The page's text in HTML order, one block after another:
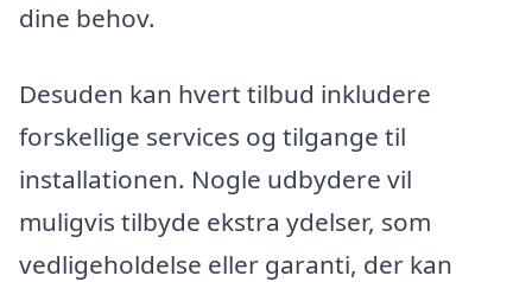
dine behov.
Desuden kan hvert tilbud inkludere
forskellige services og tilgange til
installationen. Nogle udbydere vil
muligvis tilbyde ekstra ydelser, som
vedligeholdelse eller garanti, der kan